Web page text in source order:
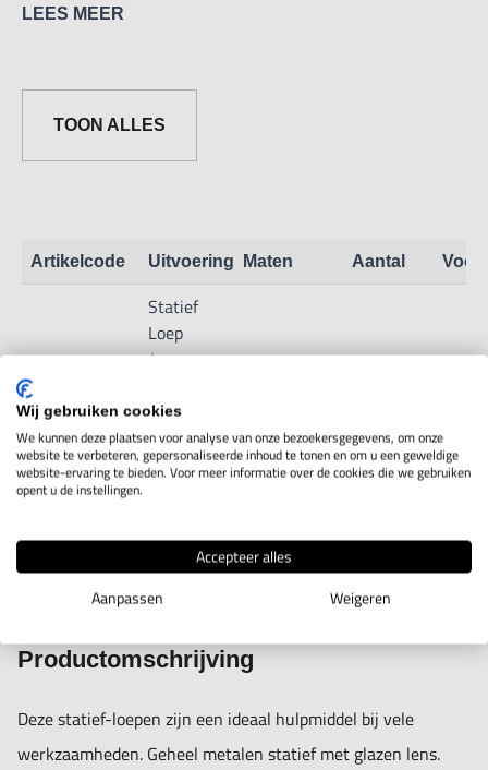
LEES MEER
TOON ALLES
Artikelcode Uitvoering Maten Aantal
7M10.9.08
Statief
Loep
4x
60mm
lens
diam.
IN WINKELWAGEN
Productomschrijving
Deze statief-loepen zijn een ideaal hulpmiddel bij vele
werkzaamheden. Geheel metalen statief met glazen lens.
Wij gebruiken cookies
We kunnen deze plaatsen voor analyse van onze bezoekersgegevens, om onze
website te verbeteren, gepersonaliseerde inhoud te tonen en om u een geweldige
website-ervaring te bieden. Voor meer informatie over de cookies die we gebruiken
opent u de instellingen.
Accepteer alles
Aanpassen
Weigeren